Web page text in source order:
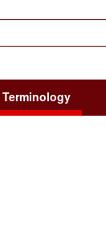
Terminology